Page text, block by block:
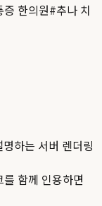
증 한의원#추나 치
하는 서버 렌더링
함께 인용하면